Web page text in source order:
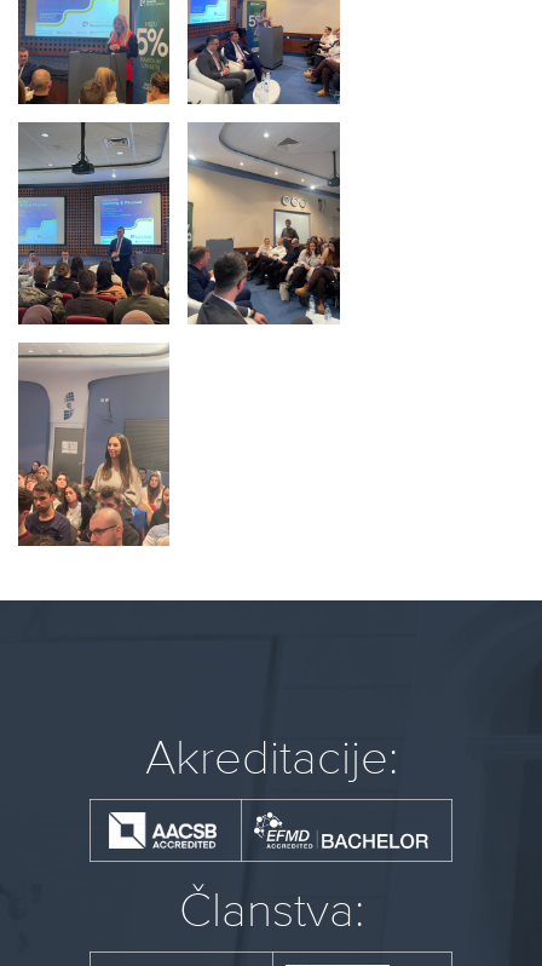
Akreditacije:
Članstva: